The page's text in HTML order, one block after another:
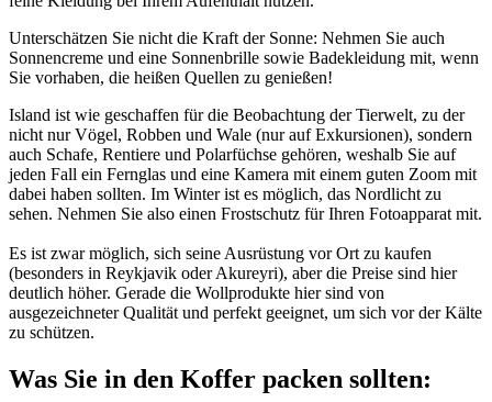
Unterschätzen Sie nicht die Kraft der Sonne: Nehmen Sie auch
Sonnencreme und eine Sonnenbrille sowie Badekleidung mit, wenn
Sie vorhaben, die heißen Quellen zu genießen!
Island ist wie geschaffen für die Beobachtung der Tierwelt, zu der
nicht nur Vögel, Robben und Wale (nur auf Exkursionen), sondern
auch Schafe, Rentiere und Polarfüchse gehören, weshalb Sie auf
jeden Fall ein Fernglas und eine Kamera mit einem guten Zoom mit
dabei haben sollten. Im Winter ist es möglich, das Nordlicht zu
sehen. Nehmen Sie also einen Frostschutz für Ihren Fotoapparat mit.
Es ist zwar möglich, sich seine Ausrüstung vor Ort zu kaufen
(besonders in Reykjavik oder Akureyri), aber die Preise sind hier
deutlich höher. Gerade die Wollprodukte hier sind von
ausgezeichneter Qualität und perfekt geeignet, um sich vor der Kälte
zu schützen.
Was Sie in den Koffer packen sollten: